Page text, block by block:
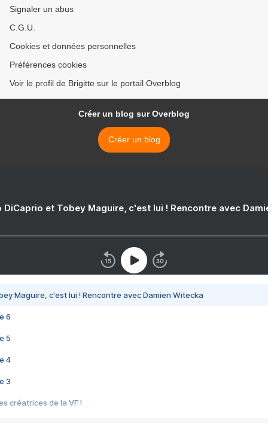
Signaler un abus
C.G.U.
Cookies et données personnelles
Préférences cookies
Voir le profil de Brigitte sur le portail Overblog
Créer un blog sur Overblog
Créer un blog
DiCaprio et Tobey Maguire, c'est lui ! Rencontre avec
Maguire, c'est lui ! Rencontre avec Damien Witecka
6
5
4
3
créatrices de la VF !